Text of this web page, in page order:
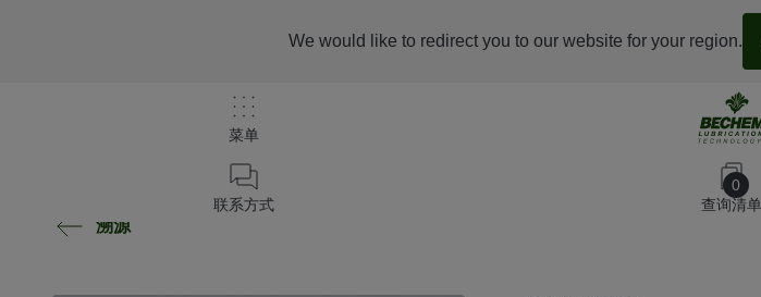
菜单
0
查询清单
联系方式
We would like to redirect you to our website for your region.
溯源